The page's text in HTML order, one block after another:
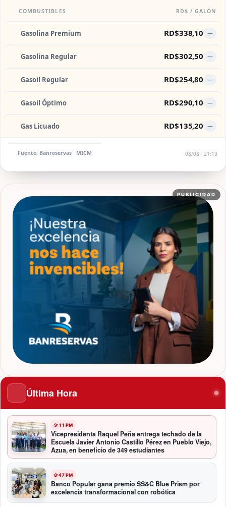
COMBUSTIBLES RD$ / GALÓN
Gasolina Premium RD$338,10 —
Gasolina Regular RD$302,50 —
Gasoil Regular RD$254,80 —
Gasoil Óptimo RD$290,10 —
Gas Licuado RD$135,20 —
Fuente: Banreservas · MICM 08/08 · 21:19
PUBLICIDAD
Última Hora
9:11 PM
Vicepresidenta Raquel Peña entrega techado de la
Escuela Javier Antonio Castillo Pérez en Pueblo Viejo,
Azua, en beneficio de 349 estudiantes
8:47 PM
Banco Popular gana premio SS&C Blue Prism por
excelencia transformacional con robótica